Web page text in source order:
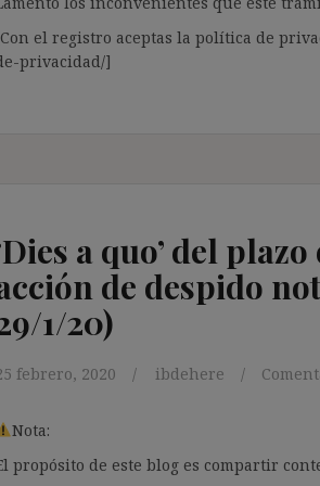
el registro aceptas la política de
privacidad/]
a quo’ del
de despido
1/20)
febrero, 2020 ibdehere
Nota:
propósito de este blog es compartir